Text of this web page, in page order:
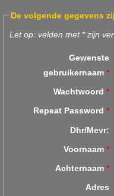
De volgende gegevens
Let op: velden met * zijn
Gewenste
gebruikernaam*
Wachtwoord*
Repeat Password*
Dhr/Mevr:
Voornaam*
Achternaam*
Adres